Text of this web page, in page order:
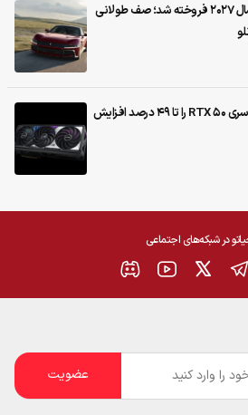
تمامی محصولات فراری تا پایان سال ۲۰۲۷ فروخته شد؛ صف طولانی
ایسوس قیمت کارت‌های گرافیک سری RTX 50 را تا ۴۹ درصد افزایش
در شبکه‌های اجتماعی